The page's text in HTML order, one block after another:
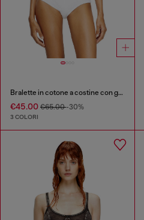
Bralette in cotone a costine con gioiello Oval D
€45.00 €65.00-30%
3 COLORI